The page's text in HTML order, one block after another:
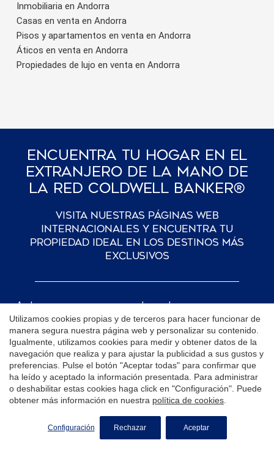
SOLICITE MÁS INFORMACIÓN
Inmobiliaria en Andorra
Casas en venta en Andorra
Pisos y apartamentos en venta en Andorra
Áticos en venta en Andorra
Propiedades de lujo en venta en Andorra
Encuentra Tu Hogar En El
Extranjero De La Mano De
La Red Coldwell Banker®
Visita nuestras páginas web
internacionales y encuentra tu
propiedad ideal en los destinos más
exclusivos
Andorra
Argentina
Aruba
Bahamas
Bermuda
British Virgin Islands
Luxembourg
Malta
Mexico
Northern Cyprus
Paraguay
Portugal
Utilizamos cookies propias y de terceros para hacer funcionar de
manera segura nuestra página web y personalizar su contenido.
Igualmente, utilizamos cookies para medir y obtener datos de la
navegación que realiza y para ajustar la publicidad a sus gustos y
preferencias. Pulse el botón "Aceptar todas" para confirmar que
ha leído y aceptado la información presentada. Para administrar
o deshabilitar estas cookies haga click en "Configuración". Puede
obtener más información en nuestra política de cookies
Configuración Rechazar Aceptar